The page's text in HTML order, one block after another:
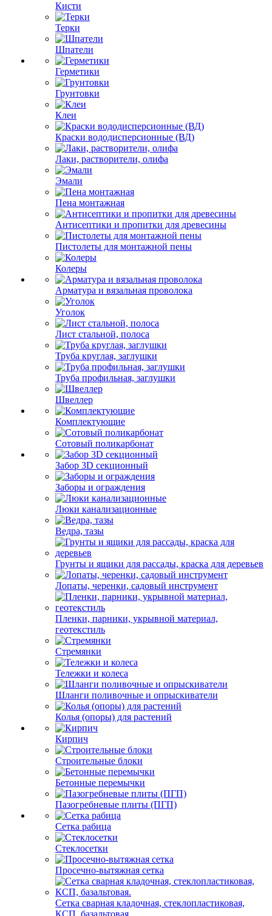
Кисти
Терки
Шпатели
Герметики
Грунтовки
Клеи
Краски вододисперсионные (ВД)
Лаки, растворители, олифа
Эмали
Пена монтажная
Антисептики и пропитки для древесины
Пистолеты для монтажной пены
Колеры
Арматура и вязальная проволока
Уголок
Лист стальной, полоса
Труба круглая, заглушки
Труба профильная, заглушки
Швеллер
Комплектующие
Сотовый поликарбонат
Забор 3D секционный
Заборы и ограждения
Люки канализационные
Ведра, тазы
Грунты и ящики для рассады, краска для деревьев
Лопаты, черенки, садовый инструмент
Пленки, парники, укрывной материал,
геотекстиль
Стремянки
Тележки и колеса
Шланги поливочные и опрыскиватели
Колья (опоры) для растений
Кирпич
Строительные блоки
Бетонные перемычки
Пазогребневые плиты (ПГП)
Сетка рабица
Стеклосетки
Просечно-вытяжная сетка
Сетка сварная кладочная, стеклопластиковая,
КСП, базальтовая.